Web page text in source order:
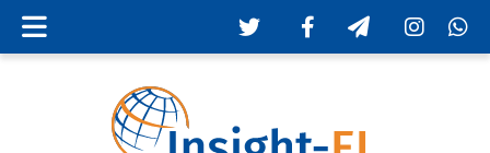
TwitterFacebookTelegramInstagram